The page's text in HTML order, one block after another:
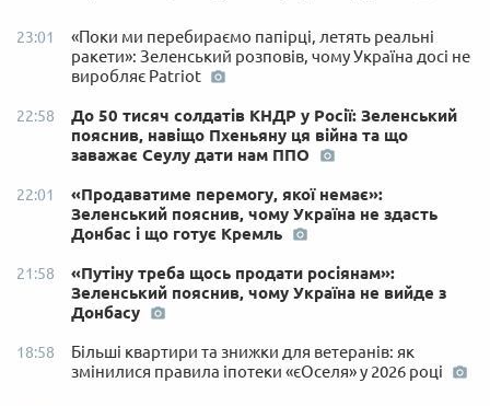
23:01
«Поки ми перебираємо папірці, летять реальні
ракети»: Зеленський розповів, чому Україна досі не
виробляє Patriot
22:58
До 50 тисяч солдатів КНДР у Росії: Зеленський
пояснив, навіщо Пхеньяну ця війна та що
заважає Сеулу дати нам ППО
22:01
«Продаватиме перемогу, якої немає»:
Зеленський пояснив, чому Україна не здасть
Донбас і що готує Кремль
21:58
«Путіну треба щось продати росіянам»:
Зеленський пояснив, чому Україна не вийде з
Донбасу
18:58
Більші квартири та знижки для ветеранів: як
змінилися правила іпотеки «єОселя» у 2026 році